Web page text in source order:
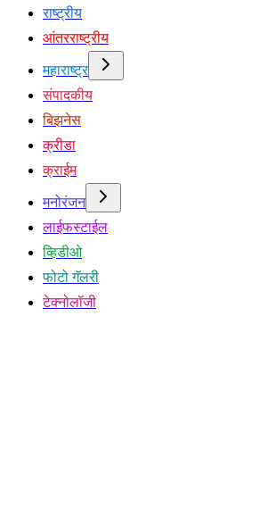
राष्ट्रीय
आंतरराष्ट्रीय
महाराष्ट्र
संपादकीय
बिझनेस
क्रीडा
क्राईम
मनोरंजन
लाईफस्टाईल
व्हिडीओ
फोटो गॅलरी
टेक्नोलॉजी